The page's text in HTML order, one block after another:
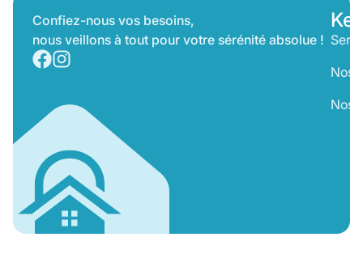
Confiez-nous vos besoins,
nous veillons à tout pour votre sérénité absolue !
Nos
Nos